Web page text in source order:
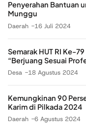
Penyerahan Bantuan
Munggu
Daerah 16 Juli 2024
Semarak HUT RI Ke-
“Berjuang Sesuai
Desa 18 Agustus 2024
Kemungkinan 90
Karim di Pilkada 2024
Daerah 6 Agustus 2024